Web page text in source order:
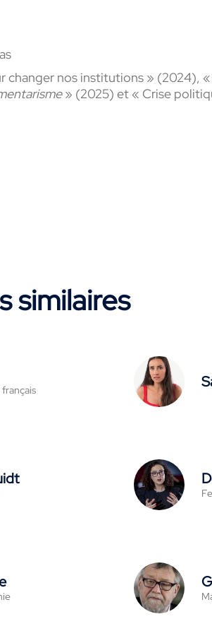
changer nos institutions » (2024),
» (2025) et « Crise
similaires